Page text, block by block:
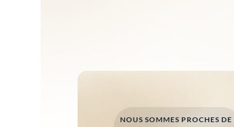
NOUS SOMMES PROCHES DE